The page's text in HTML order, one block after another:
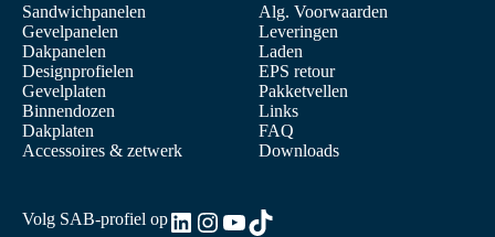
Sandwichpanelen
Gevelpanelen
Dakpanelen
Designprofielen
Gevelplaten
Binnendozen
Dakplaten
Accessoires & zetwerk
Alg. Voorwaarden
Leveringen
Laden
EPS retour
Pakketvellen
Links
FAQ
Downloads
Volg SAB-profiel opLinkedIn
Instagram
YouTube
TikTok